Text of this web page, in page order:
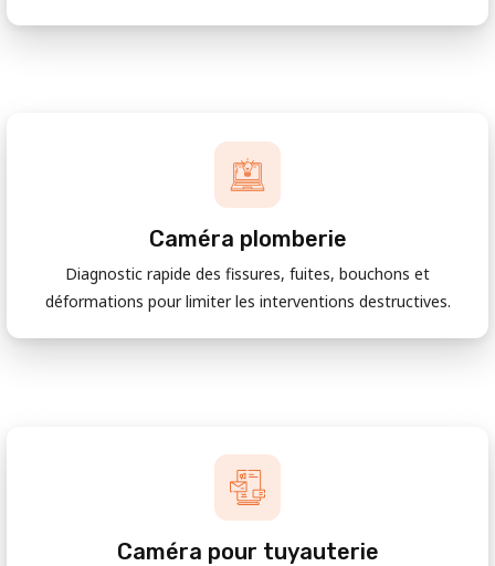
Caméra plomberie
Diagnostic rapide des fissures, fuites, bouchons et
déformations pour limiter les interventions destructives.
Caméra pour tuyauterie